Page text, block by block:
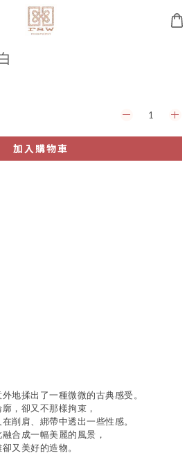
加入購物車
地揉出了一種微微的古典感受。
，卻又不那樣拘束，
削肩、綁帶中透出一些性感。
合成一幅美麗的風景，
又美好的造物。